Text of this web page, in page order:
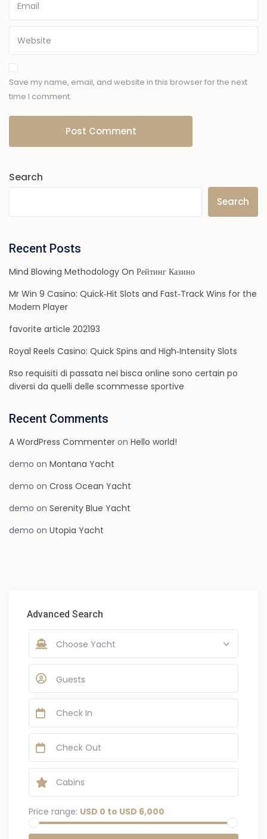
Save my name, email, and website in this browser for the next
time I comment.
Search
Search
Recent Posts
Mind Blowing Methodology On Рейтинг Казино
Mr Win 9 Casino: Quick‑Hit Slots and Fast‑Track Wins for the
Modern Player
favorite article 202193
Royal Reels Casino: Quick Spins and High‑Intensity Slots
Rso requisiti di passata nei bisca online sono certain po
diversi da quelli delle scommesse sportive
Recent Comments
A WordPress Commenter onHello world!
demo onMontana Yacht
demo onCross Ocean Yacht
demo onSerenity Blue Yacht
demo onUtopia Yacht
Advanced Search
Choose Yacht
Guests
Price range: USD 0 to USD 6,000